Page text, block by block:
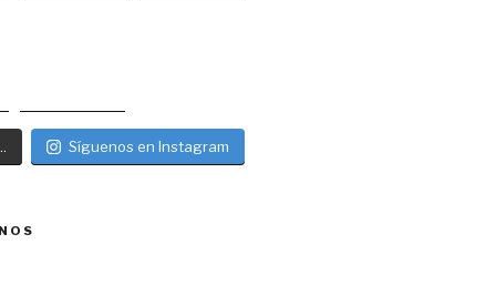
Síguenos en Instagram